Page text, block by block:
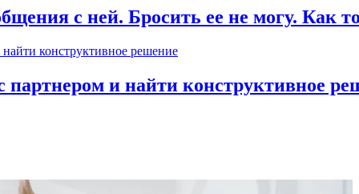
с ней. Бросить ее не могу. Как
партнером и найти конструктивное